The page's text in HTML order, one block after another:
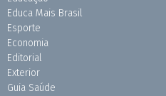
Educa Mais Brasil
Esporte
Economia
Editorial
Exterior
Guia Saúde